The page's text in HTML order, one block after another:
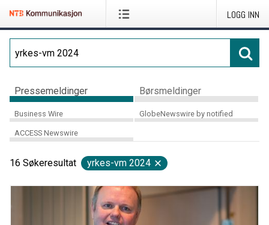
LOGG INN
Pressemeldinger Børsmeldinger
Business Wire GlobeNewswire by notified
ACCESS Newswire
16 Søkeresultat yrkes-vm 2024